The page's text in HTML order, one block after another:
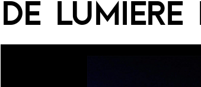
DE LUMIÈRE